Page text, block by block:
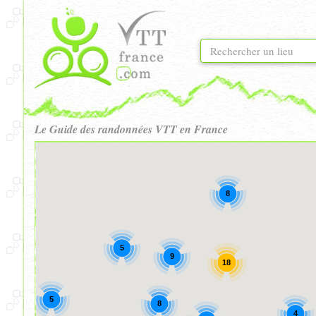
Le Guide des randonnées VTT en France
5
18
9
8
8
4
5